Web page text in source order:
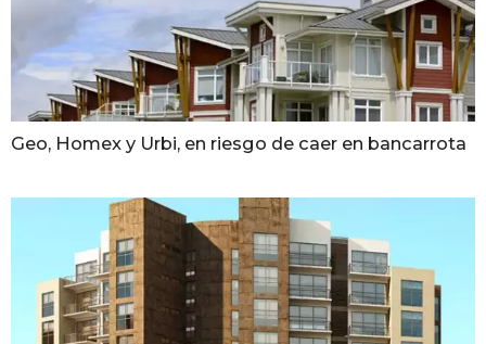
Geo, Homex y Urbi, en riesgo de caer en bancarrota